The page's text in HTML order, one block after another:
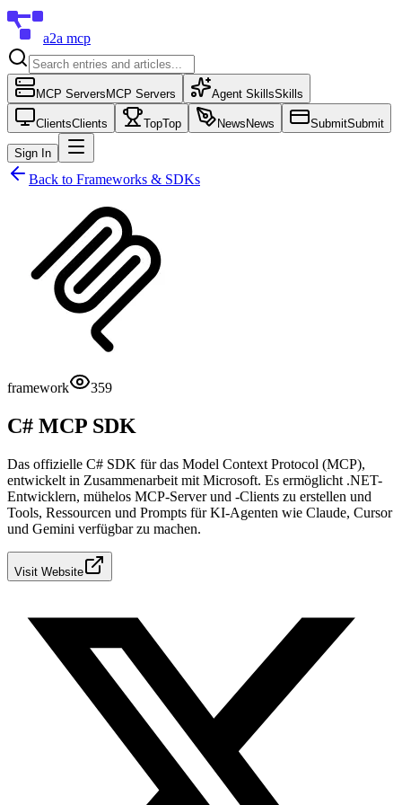
a2a mcp
MCP Servers MCP Servers Agent SkillsSkills
ClientsClients TopTop News News SubmitSubmit
Sign In
Back to Frameworks & SDKs
framework 359
C# MCP SDK
Das offizielle C# SDK für das Model Context Protocol (MCP),
entwickelt in Zusammenarbeit mit Microsoft. Es ermöglicht .NET-
Entwicklern, mühelos MCP-Server und -Clients zu erstellen und
Tools, Ressourcen und Prompts für KI-Agenten wie Claude, Cursor
und Gemini verfügbar zu machen.
Visit Website